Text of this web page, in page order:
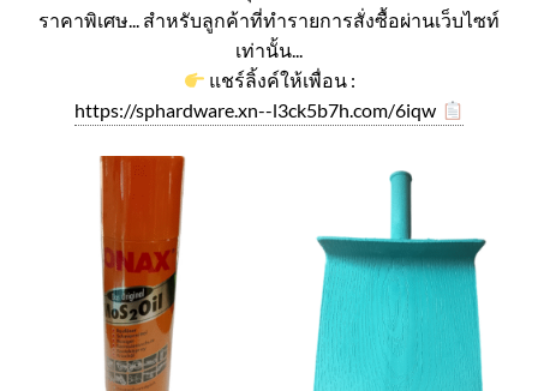
ราคาพิเศษ... สำหรับลูกค้าที่ทำรายการสั่งซื้อผ่านเว็บไซท์
เท่านั้น...
แชร์ลิ้งค์ให้เพื่อน :
https://sphardware.xn--l3ck5b7h.com/6iqw